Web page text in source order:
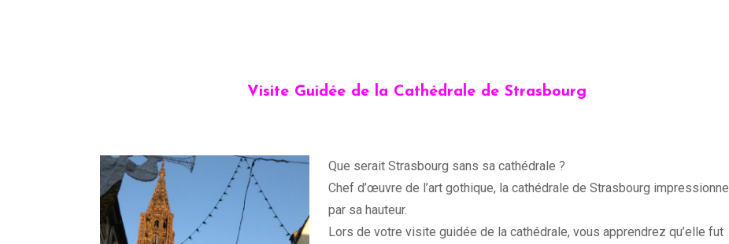
Visite Guidée de la Cathédrale de Strasbourg
Que serait Strasbourg sans sa cathédrale ?
Chef d’œuvre de l’art gothique, la cathédrale de Strasbourg impressionne
par sa hauteur.
Lors de votre visite guidée de la cathédrale, vous apprendrez qu’elle fut